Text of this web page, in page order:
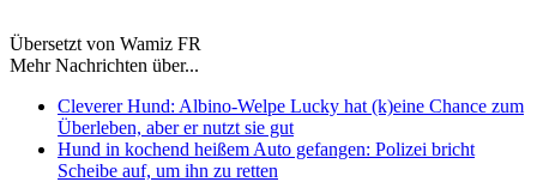
Übersetzt von Wamiz FR
Mehr Nachrichten über...
Cleverer Hund: Albino-Welpe Lucky hat (k)eine Chance zum
Überleben, aber er nutzt sie gut
Hund in kochend heißem Auto gefangen: Polizei bricht
Scheibe auf, um ihn zu retten